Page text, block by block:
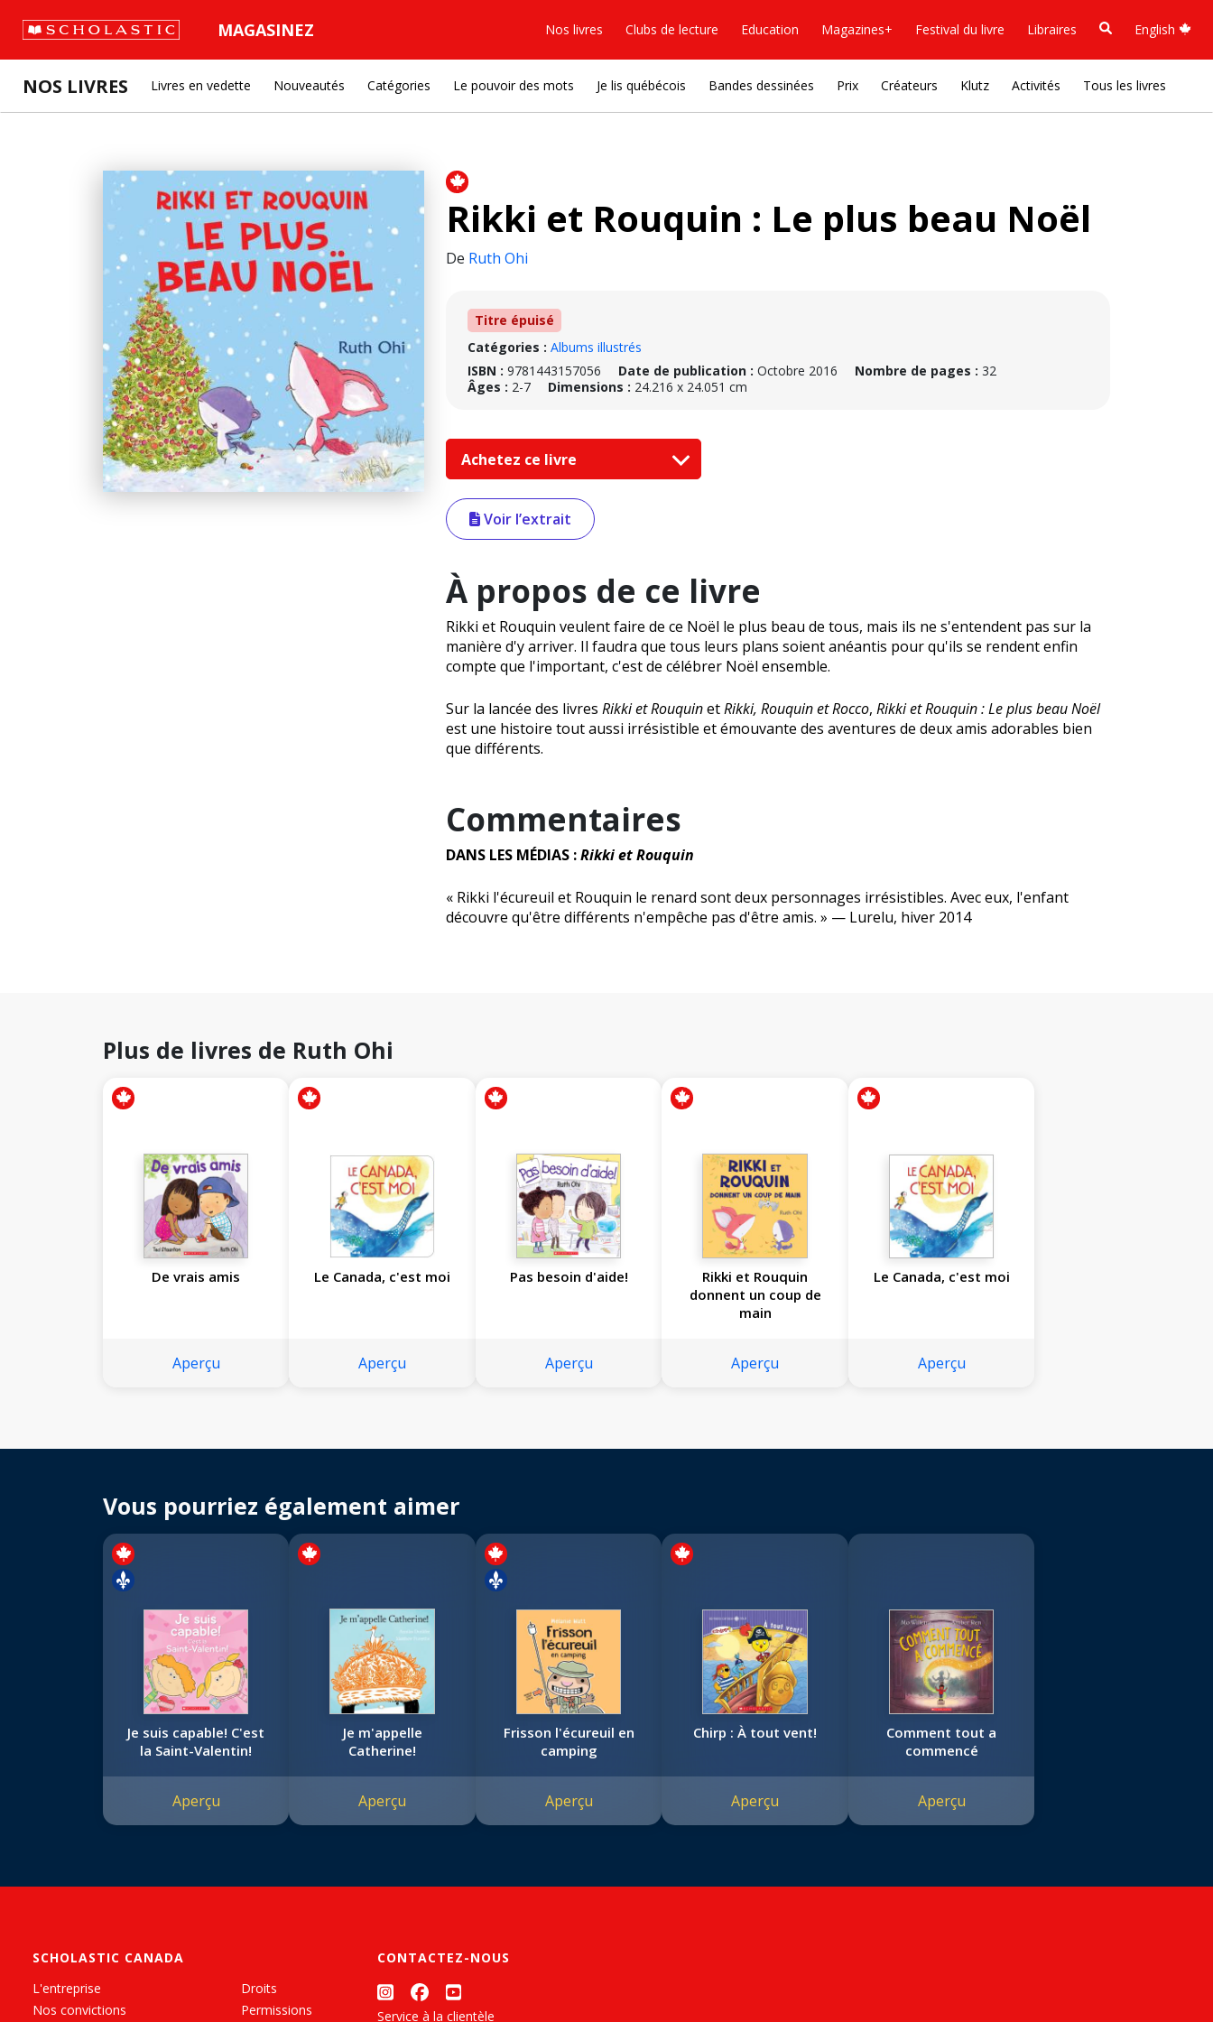
MAGASINEZ Nos livres Clubs de lecture Education Magazines+ Festival du livre Libraires English
NOS LIVRES Livres en vedette Nouveautés Catégories Le pouvoir des mots Je lis québécois Bandes dessinées Prix Créateurs Klutz Activités Tous les livres
Rikki et Rouquin : Le plus beau Noël
De Ruth Ohi
Titre épuisé
Catégories : Albums illustrés
ISBN : 9781443157056 Date de publication : Octobre 2016 Nombre de pages : 32
Âges : 2-7 Dimensions : 24.216 x 24.051 cm
Achetez ce livre
Voir l’extrait
À propos de ce livre
Rikki et Rouquin veulent faire de ce Noël le plus beau de tous, mais ils ne s'entendent pas sur la
manière d'y arriver. Il faudra que tous leurs plans soient anéantis pour qu'ils se rendent enfin
compte que l'important, c'est de célébrer Noël ensemble.
Sur la lancée des livres Rikki et RouquinetRikki, Rouquin et Rocco, Rikki et Rouquin : Le plus beau Noël
est une histoire tout aussi irrésistible et émouvante des aventures de deux amis adorables bien
que différents.
Commentaires
DANS LES MÉDIAS :Rikki et Rouquin
« Rikki l'écureuil et Rouquin le renard sont deux personnages irrésistibles. Avec eux, l'enfant
découvre qu'être différents n'empêche pas d'être amis. » — Lurelu, hiver 2014
Plus de livres de Ruth Ohi
De vrais amis
Aperçu
Le Canada, c'est moi
Aperçu
Pas besoin d'aide!
Aperçu
Rikki et Rouquin
donnent un coup de
main
Aperçu
Le Canada, c'est moi
Aperçu
Vous pourriez également aimer
Je suis capable! C'est
la Saint-Valentin!
Aperçu
Je m'appelle
Catherine!
Aperçu
Frisson l'écureuil en
camping
Aperçu
Chirp : À tout vent!
Aperçu
Comment tout a
commencé
Aperçu
SCHOLASTIC CANADA
L'entreprise
Nos convictions
Droits
Permissions
CONTACTEZ-NOUS
Service à la clientèle